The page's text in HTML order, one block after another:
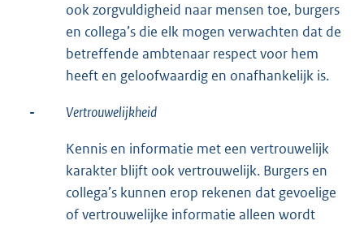
ook zorgvuldigheid naar mensen toe, burgers
en collega’s die elk mogen verwachten dat de
betreffende ambtenaar respect voor hem
heeft en geloofwaardig en onafhankelijk is.
- Vertrouwelijkheid
Kennis en informatie met een vertrouwelijk
karakter blijft ook vertrouwelijk. Burgers en
collega’s kunnen erop rekenen dat gevoelige
of vertrouwelijke informatie alleen wordt